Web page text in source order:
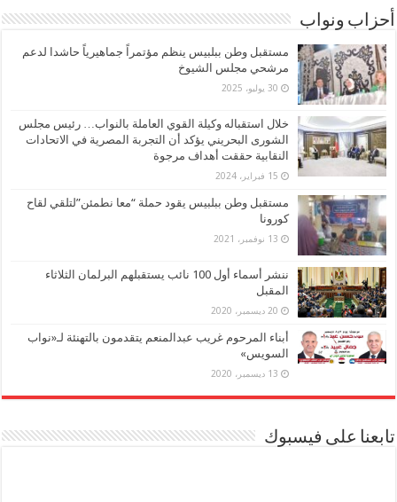
أحزاب ونواب
مستقبل وطن ببلبيس ينظم مؤتمراً جماهيرياً حاشدا لدعم
مرشحي مجلس الشيوخ
30 يوليو، 2025
خلال استقباله وكيلة القوي العاملة بالنواب… رئيس مجلس
الشورى البحريني يؤكد أن التجربة المصرية في الاتحادات
النقابية حققت أهداف مرجوة
15 فبراير، 2024
مستقبل وطن ببلبيس يقود حملة “معا نطمئن”لتلقي لقاح
كورونا
13 نوفمبر، 2021
ننشر أسماء أول 100 نائب يستقبلهم البرلمان الثلاثاء
المقبل
20 ديسمبر، 2020
أبناء المرحوم غريب عبدالمنعم يتقدمون بالتهنئة لـ«نواب
السويس»
13 ديسمبر، 2020
تابعنا على فيسبوك